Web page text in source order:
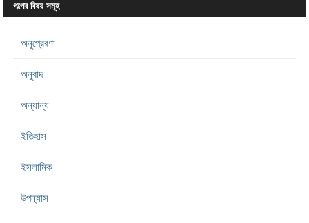
গল্পের বিষয় সমূহ
অনুপ্রেরণা
অনুবাদ
অন্যান্য
ইতিহাস
ইসলামিক
উপন্যাস